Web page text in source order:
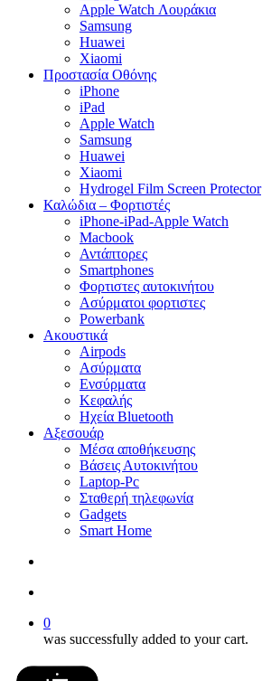
Apple Watch Λουράκια
Samsung
Huawei
Xiaomi
Προστασία Οθόνης
iPhone
iPad
Apple Watch
Samsung
Huawei
Xiaomi
Hydrogel Film Screen Protector
Καλώδια – Φορτιστές
iPhone-iPad-Apple Watch
Macbook
Αντάπτορες
Smartphones
Φορτιστες αυτοκινήτου
Ασύρματοι φορτιστες
Powerbank
Ακουστικά
Airpods
Ασύρματα
Ενσύρματα
Κεφαλής
Ηχεία Bluetooth
Αξεσουάρ
Μέσα αποθήκευσης
Βάσεις Αυτοκινήτου
Laptop-Pc
Σταθερή τηλεφωνία
Gadgets
Smart Home
0
was successfully added to your cart.